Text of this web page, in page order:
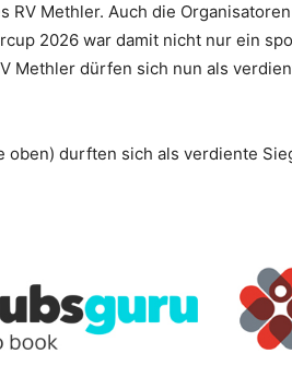
Methler. Auch die
2026 war damit nicht nur ein
Methler dürfen sich nun als
durften sich als verdiente